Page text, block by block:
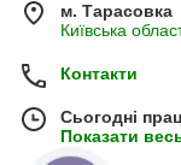
м. Тарасовка
Київська
Контакти
Сьогодні
Показати